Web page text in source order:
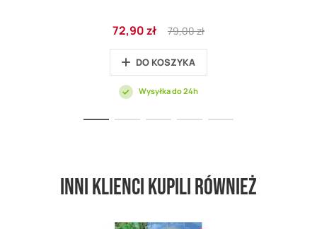
Cena
promocyjna
72,90 zł
Regular
Price
79,00 zł
DO KOSZYKA
Wysyłka do 24h
Inni klienci kupili również